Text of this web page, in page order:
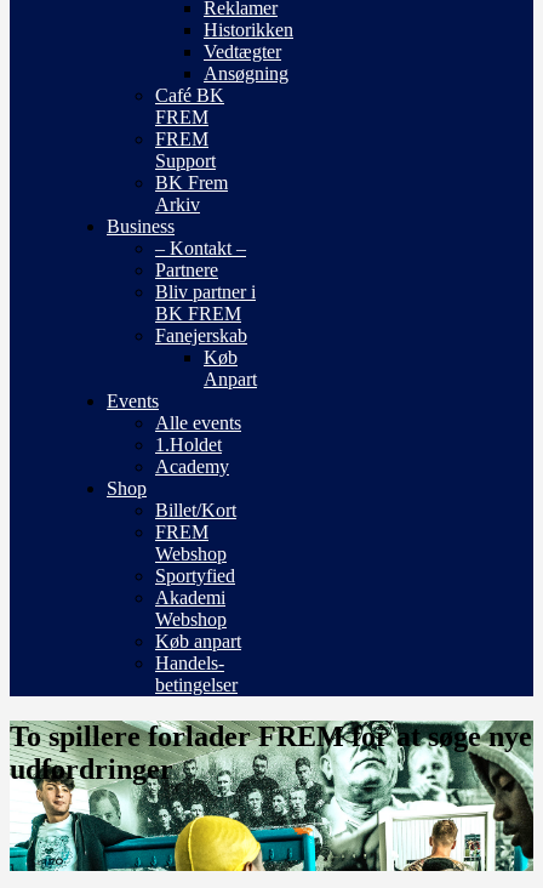
Reklamer
Historikken
Vedtægter
Ansøgning
Café BK
FREM
FREM
Support
BK Frem
Arkiv
Business
– Kontakt –
Partnere
Bliv partner i
BK FREM
Fanejerskab
Køb
Anpart
Events
Alle events
1.Holdet
Academy
Shop
Billet/Kort
FREM
Webshop
Sportyfied
Akademi
Webshop
Køb anpart
Handels-
betingelser
To spillere forlader FREM for at søge nye
udfordringer